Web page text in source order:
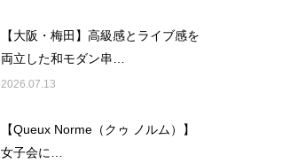
【大阪・梅田】高級感とライブ感を
両立した和モダン串…
2026.07.13
【Queux Norme（クゥ ノルム）】
女子会に…